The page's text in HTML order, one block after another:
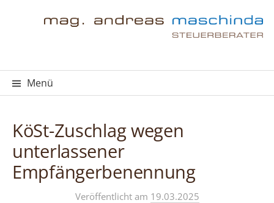
Menü
KöSt-Zuschlag wegen
unterlassener
Empfängerbenennung
Veröffentlicht am 19.03.2025